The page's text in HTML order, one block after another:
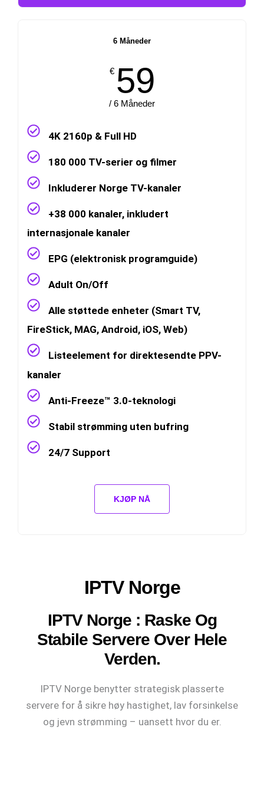
6 Måneder
€ 59
/ 6 Måneder
4K 2160p & Full HD
180 000 TV-serier og filmer
Inkluderer Norge TV-kanaler
+38 000 kanaler, inkludert
internasjonale kanaler
EPG (elektronisk programguide)
Adult On/Off
Alle støttede enheter (Smart TV,
FireStick, MAG, Android, iOS, Web)
Listeelement for direktesendte PPV-
kanaler
Anti-Freeze™ 3.0-teknologi
Stabil strømming uten bufring
24/7 Support
KJØP NÅ
IPTV Norge
IPTV Norge : Raske Og
Stabile Servere Over Hele
Verden.
IPTV Norge benytter strategisk plasserte
servere for å sikre høy hastighet, lav forsinkelse
og jevn strømming – uansett hvor du er.